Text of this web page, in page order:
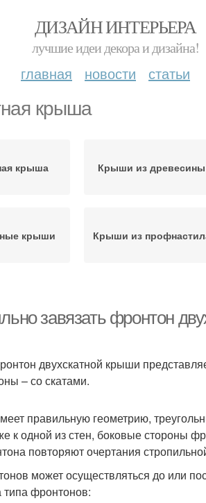
ДИЗАЙН ИНТЕРЬЕРА
лучшие идеи декора и дизайна!
главная новости статьи
крыша
крыша Крыши из древесины
крыши Крыши из
завязать фронтон
двухскатной крыши
– со скатами.
правильную геометрию,
к одной из стен, боковые стороны
повторяют очертания
может осуществляться до или
фронтонов: